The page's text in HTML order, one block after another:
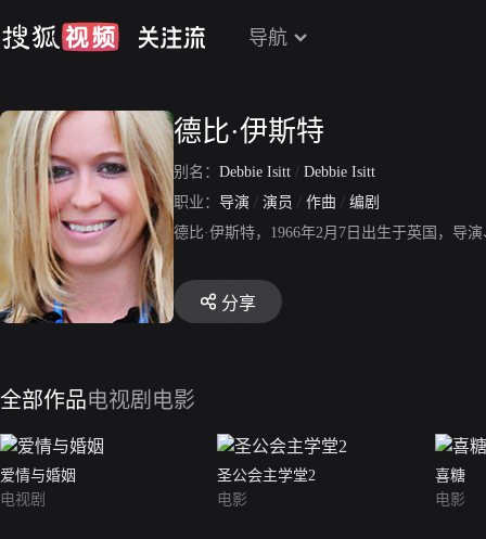
导航
德比·伊斯特
别名： Debbie Isitt / Debbie Isitt
职业： 导演 / 演员 / 作曲 / 编剧
德比·伊斯特，1966年2月7日出生于英国，导
分享
全部作品电视剧 电影
爱情与婚姻
电视剧
圣公会主学堂2
电影
喜糖
电影